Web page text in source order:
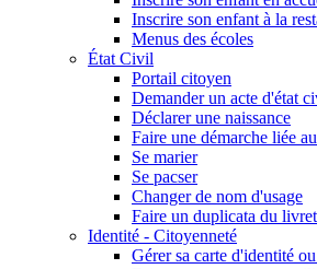
Inscrire son enfant à la
Menus des écoles
État Civil
Portail citoyen
Demander un acte d'état
Déclarer une naissance
Faire une démarche liée
Se marier
Se pacser
Changer de nom d'usage
Faire un duplicata du
Identité - Citoyenneté
Gérer sa carte d'identité